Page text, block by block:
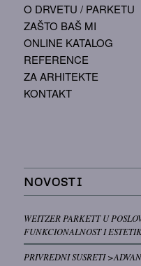
O DRVETU / PARKETU
ZAŠTO BAŠ MI
ONLINE KATALOG
REFERENCE
ZA ARHITEKTE
KONTAKT
NOVOSTI
WEITZER PARKETT U
FUNKCIONALNOST I
PRIVREDNI SUSRETI